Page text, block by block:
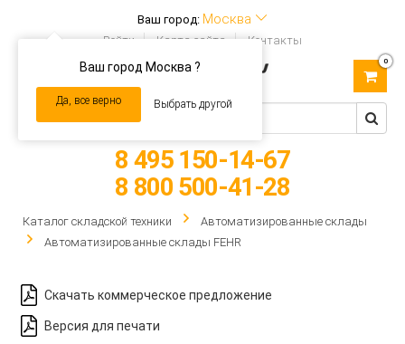
Ваш город: Москва
Ваш город Москва ?
Да, все верно Выбрать другой
Войти Карта сайта Контакты
navigation
0
8 495 150-14-67
8 800 500-41-28
Каталог складской техники
Автоматизированные склады
Автоматизированные склады FEHR
Скачать коммерческое предложение
Версия для печати